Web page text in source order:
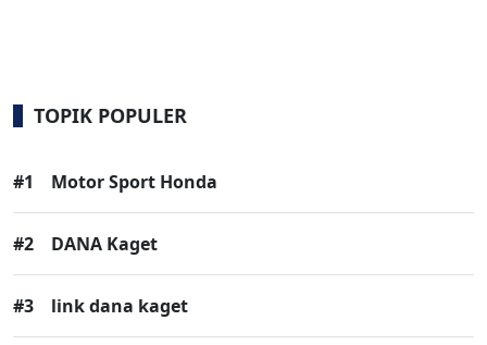
TOPIK POPULER
#1 Motor Sport Honda
#2 DANA Kaget
#3 link dana kaget